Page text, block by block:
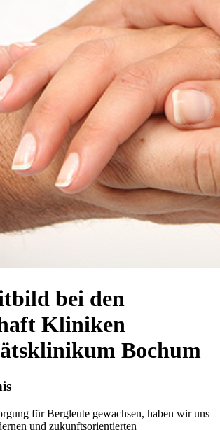
bei den
Kliniken
Bochum
für Bergleute gewachsen, haben wir uns
und zukunftsorientierten